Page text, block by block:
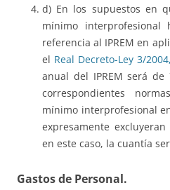
d) En los supuestos en
mínimo
referencia al IPREM en
el Real Decreto-Ley 3/
anual del IPREM será de
correspondientes
mínimo interprofesional
expresamente
en este caso, la cuantía
Gastos de Personal.